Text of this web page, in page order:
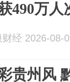
490万人
财经 2026-08-
贵州风